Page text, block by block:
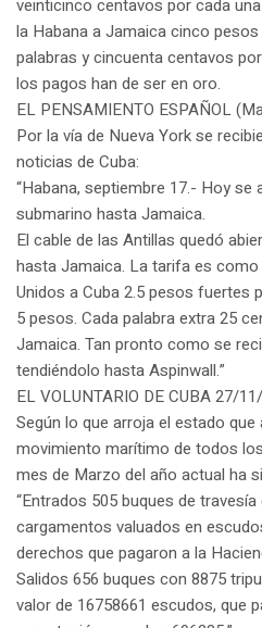
veinticinco centavos por cada
la Habana a Jamaica cinco
palabras y cincuenta centavos
los pagos han de ser en oro.
EL PENSAMIENTO ESPAÑOL
Por la vía de Nueva York se
noticias de Cuba:
“Habana, septiembre 17.- Hoy se
submarino hasta Jamaica.
El cable de las Antillas quedó
hasta Jamaica. La tarifa es
Unidos a Cuba 2.5 pesos fuertes
5 pesos. Cada palabra extra 25
Jamaica. Tan pronto como se
tendiéndolo hasta Aspinwall.”
EL VOLUNTARIO DE CUBA 27/
Según lo que arroja el estado que
movimiento marítimo de todos
mes de Marzo del año actual ha
“Entrados 505 buques de
cargamentos valuados en
derechos que pagaron a la
Salidos 656 buques con 8875
valor de 16758661 escudos, que